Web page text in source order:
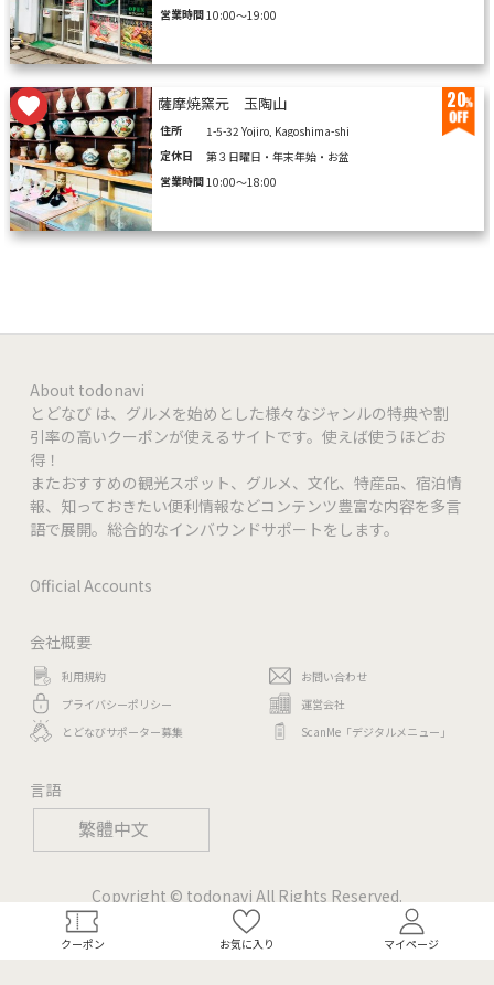
繁體中文
クーポン お気に入り マイページ
営業時間10:00〜19:00
20
薩摩焼窯元 玉陶山
住所
1-5-32 Yojiro, Kagoshima-shi
定休日
第３日曜日・年末年始・お盆
営業時間10:00〜18:00
About todonavi
とどなび は、グルメを始めとした様々なジャンルの特典や割
引率の高いクーポンが使えるサイトです。使えば使うほどお
得！
またおすすめの観光スポット、グルメ、文化、特産品、宿泊情
報、知っておきたい便利情報などコンテンツ豊富な内容を多言
語で展開。総合的なインバウンドサポートをします。
Official Accounts
会社概要
利用規約
プライバシーポリシー
とどなびサポーター募集
お問い合わせ
運営会社
ScanMe「デジタルメニュー」
言語
Copyright © todonavi All Rights Reserved.